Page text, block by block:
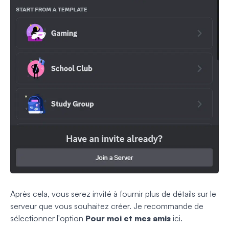
Après cela, vous serez invité à fournir plus de détails sur le
serveur que vous souhaitez créer. Je recommande de
sélectionner l'option Pour moi et mes amis ici.